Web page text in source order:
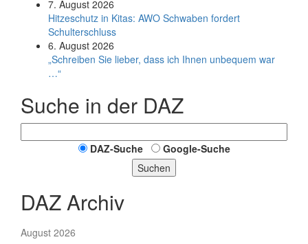
7. August 2026
Hitzeschutz in Kitas: AWO Schwaben fordert
Schulterschluss
6. August 2026
„Schreiben Sie lieber, dass ich Ihnen unbequem war
…“
Suche in der DAZ
DAZ-Suche
Google-Suche
Suchen
DAZ Archiv
August 2026